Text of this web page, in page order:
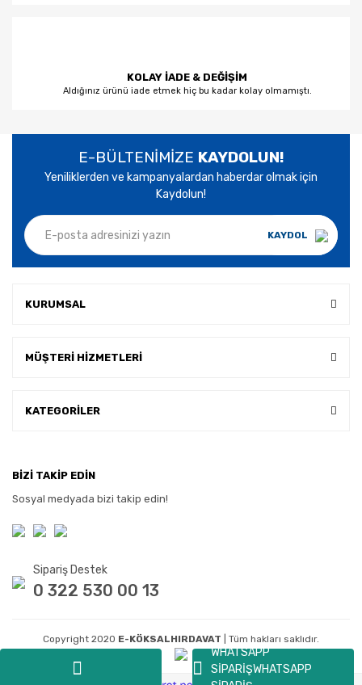
WHATSAPP
SİPARİŞWHATSAPP
KOLAY İADE & DEĞİŞİM
Aldığınız ürünü iade etmek hiç bu kadar kolay olmamıştı.
E-BÜLTENİMİZE KAYDOLUN!
Yeniliklerden ve kampanyalardan haberdar olmak için
Kaydolun!
KAYDOL
KURUMSAL
MÜŞTERİ HİZMETLERİ
KATEGORİLER
BİZİ TAKİP EDİN
Sosyal medyada bizi takip edin!
Sipariş Destek
0 322 530 00 13
Copyright 2020 E-KÖKSALHIRDAVAT | Tüm hakları saklıdır.